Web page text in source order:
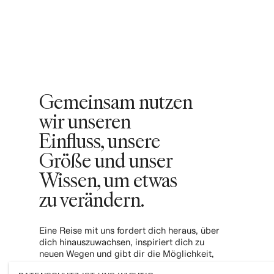
Gemeinsam nutzen
wir unseren
Einfluss, unsere
Größe und unser
Wissen, um etwas
zu verändern.
Eine Reise mit uns fordert dich heraus, über
dich hinauszuwachsen, inspiriert dich zu
neuen Wegen und gibt dir die Möglichkeit,